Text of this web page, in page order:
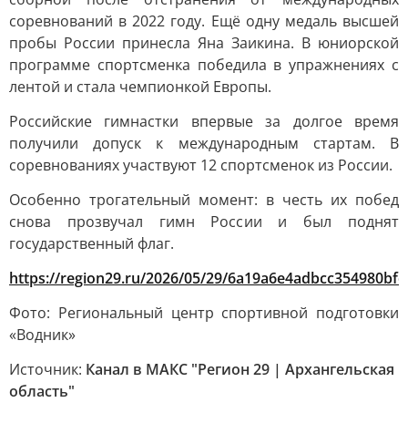
соревнований в 2022 году. Ещё одну медаль высшей
пробы России принесла Яна Заикина. В юниорской
программе спортсменка победила в упражнениях с
лентой и стала чемпионкой Европы.
Российские гимнастки впервые за долгое время
получили допуск к международным стартам. В
соревнованиях участвуют 12 спортсменок из России.
Особенно трогательный момент: в честь их побед
снова прозвучал гимн России и был поднят
государственный флаг.
https://region29.ru/2026/05/29/
Фото: Региональный центр спортивной подготовки
«Водник»
Источник: Канал в МАКС "Регион 29 | Архангельская
область"